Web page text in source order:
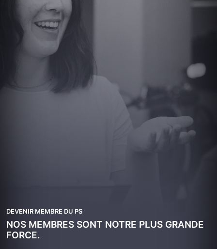
DEVENIR MEMBRE DU PS
NOS MEMBRES SONT NOTRE PLUS GRANDE
FORCE.